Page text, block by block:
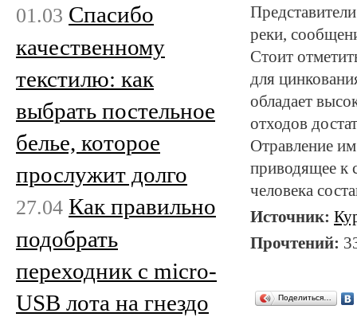
реки,
Стоит
для
обладает
отходов
Отравление
приводящее к
человека
Источник:
Прочтений:
Поделиться…
01.03 Спасибо
качественному
текстилю: как
выбрать постельное
белье, которое
прослужит долго
27.04 Как правильно
подобрать
переходник с micro-
USB лота на гнездо